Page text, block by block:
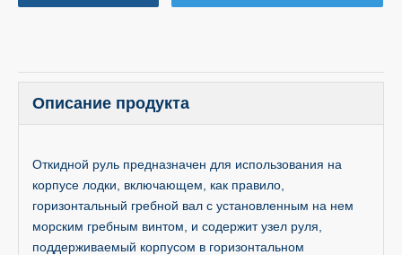
Описание продукта
Откидной руль предназначен для использования на
корпусе лодки, включающем, как правило,
горизонтальный гребной вал с установленным на нем
морским гребным винтом, и содержит узел руля,
поддерживаемый корпусом в горизонтальном